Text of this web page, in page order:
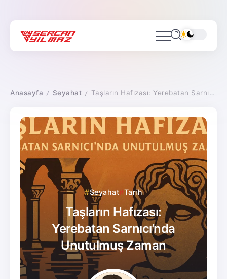
Anasayfa / Seyahat / Taşların Hafızası: Yerebatan Sarnıcı’nda Unutulmuş Zaman
Seyahat Tarih
Taşların Hafızası:
Yerebatan Sarnıcı’nda
Unutulmuş Zaman